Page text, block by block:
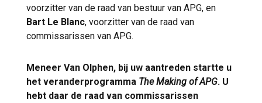
voorzitter van de raad van bestuur van APG, en
Bart Le Blanc, voorzitter van de raad van
commissarissen van APG.
Meneer Van Olphen, bij uw aantreden startte u
het veranderprogramma The Making of APG. U
hebt daar de raad van commissarissen